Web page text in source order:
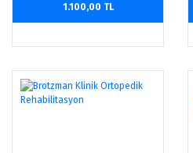
1.100,00 TL